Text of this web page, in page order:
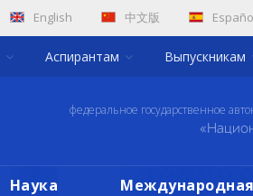
English 中文版
Аспирантам Выпускникам
федеральное государственное
Наука